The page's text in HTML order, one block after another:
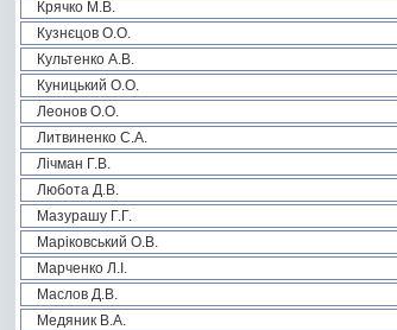
Крячко М.В.
Кузнєцов О.О.
Культенко А.В.
Куницький О.О.
Леонов О.О.
Литвиненко С.А.
Лічман Г.В.
Любота Д.В.
Мазурашу Г.Г.
Маріковський О.В.
Марченко Л.І.
Маслов Д.В.
Медяник В.А.